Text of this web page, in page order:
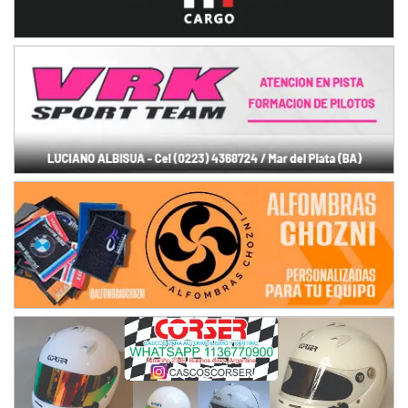
IAME SERIES ARGENTINA 6
Baradero (Buenos Aires)
KDO - F6
Trenque Lauquen (Buenos Aires)
ENTRERRIANO - F6 (POSTERGADA)
Parque de la Velocidad (Asfalto)
Villaguay (Entre Ríos)
VICTORIENSE - F7
El Cerro (Tierra)
Victoria (Entre Ríos)
PATAGONICO - F6
Moto Club Reginense (Tierra)
Gral. E. Godoy (Río Negro)
CSK - F7